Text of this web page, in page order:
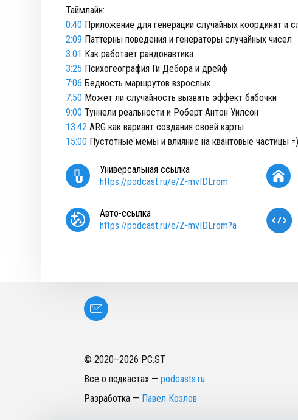
Таймлайн:
0:40 Приложение для генерации случайных координат и
2:09 Паттерны поведения и генераторы случайных чисел
3:01 Как работает рандонавтика
3:25 Психогеография Ги Дебора и дрейф
7:06 Бедность маршрутов взрослых
7:50 Может ли случайность вызвать эффект бабочки
9:00 Туннели реальности и Роберт Антон Уилсон
13:42 ARG как вариант создания своей карты
15:00 Пустотные мемы и влияние на квантовые частицы =)
Универсальная ссылка
https://podcast.ru/e/Z-mvIDLrom
Авто-ссылка
https://podcast.ru/e/Z-mvIDLrom?a
© 2020–2026 PC.ST
Все о подкастах — podcasts.ru
Разработка — Павел Козлов